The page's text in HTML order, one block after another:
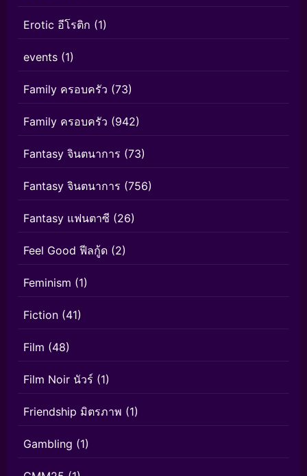
Erotic อีโรติก (1)
events (1)
Family ครอบครัว (73)
Family ครอบครัว (942)
Fantasy จินตนาการ (73)
Fantasy จินตนาการ (756)
Fantasy แฟนตาซี (26)
Feel Good ฟีลกู้ด (2)
Feminism (1)
Fiction (41)
Film (48)
Film Noir นัวร์ (1)
Friendship มิตรภาพ (1)
Gambling (1)